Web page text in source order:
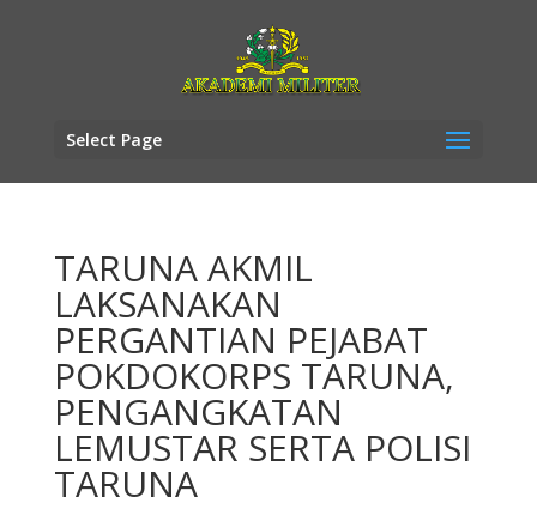
Select Page
TARUNA AKMIL
LAKSANAKAN
PERGANTIAN PEJABAT
POKDOKORPS TARUNA,
PENGANGKATAN
LEMUSTAR SERTA POLISI
TARUNA